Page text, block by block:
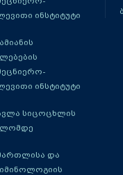
ინსტიტუტი
ინსტიტუტი
სიცოცხლის
და